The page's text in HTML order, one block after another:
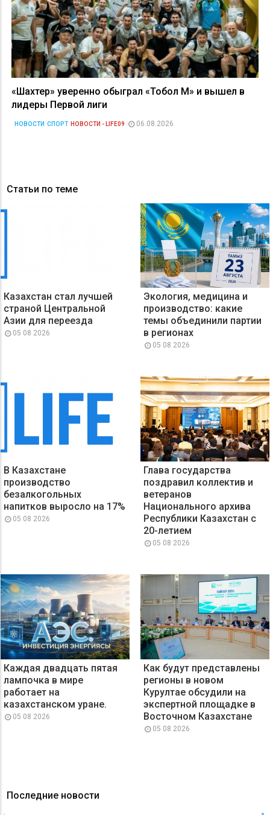
«Шахтер» уверенно обыграл «Тобол М» и вышел в
лидеры Первой лиги
НОВОСТИ СПОРТ НОВОСТИ - LIFE09 06.08.2026
Статьи по теме
Казахстан стал лучшей
страной Центральной
Азии для переезда
05 08 2026
Экология, медицина и
производство: какие
темы объединили партии
в регионах
05 08 2026
В Казахстане
производство
безалкогольных
напитков выросло на 17%
05 08 2026
Глава государства
поздравил коллектив и
ветеранов
Национального архива
Республики Казахстан с
20-летием
05 08 2026
Каждая двадцать пятая
лампочка в мире
работает на
казахстанском уране.
05 08 2026
Как будут представлены
регионы в новом
Курултае обсудили на
экспертной площадке в
Восточном Казахстане
05 08 2026
Последние новости